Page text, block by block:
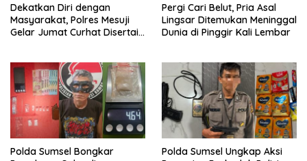
Dekatkan Diri dengan
Masyarakat, Polres Mesuji
Gelar Jumat Curhat Disertai
Pergi Cari Belut, Pria Asal
Lingsar Ditemukan Meninggal
Dunia di Pinggir Kali Lembar
Polda Sumsel Bongkar
Polda Sumsel Ungkap Aksi